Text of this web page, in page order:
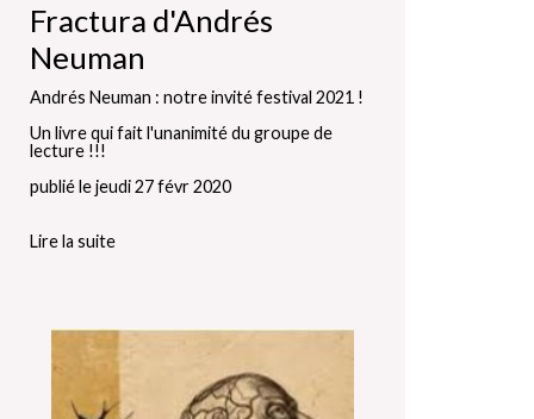
Fractura d'Andrés
Neuman
Andrés Neuman : notre invité festival 2021 !
Un livre qui fait l'unanimité du groupe de
lecture !!!
publié le jeudi 27 févr 2020
Lire la suite